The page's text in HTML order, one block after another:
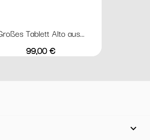
Tablett Alto aus...
Preis
99,00 €
